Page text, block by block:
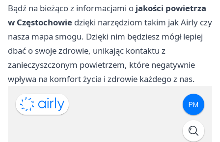
Bądź na bieżąco z informacjami o jakości powietrza
w Częstochowie dzięki narzędziom takim jak Airly czy
nasza mapa smogu. Dzięki nim będziesz mógł lepiej
dbać o swoje zdrowie, unikając kontaktu z
zanieczyszczonym powietrzem, które negatywnie
wpływa na komfort życia i zdrowie każdego z nas.